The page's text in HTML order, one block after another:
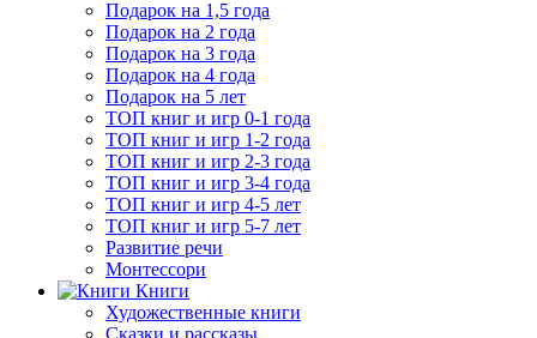
Подарок на 1,5 года
Подарок на 2 года
Подарок на 3 года
Подарок на 4 года
Подарок на 5 лет
ТОП книг и игр 0-1 года
ТОП книг и игр 1-2 года
ТОП книг и игр 2-3 года
ТОП книг и игр 3-4 года
ТОП книг и игр 4-5 лет
ТОП книг и игр 5-7 лет
Развитие речи
Монтессори
Книги
Художественные книги
Сказки и рассказы